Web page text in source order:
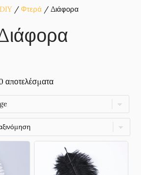
Φτερά Διάφορα
αποτελέσματα